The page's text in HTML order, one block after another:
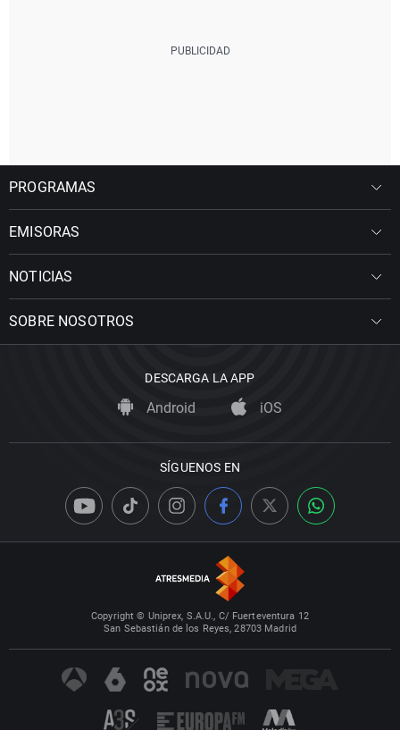
PROGRAMAS
EMISORAS
NOTICIAS
SOBRE NOSOTROS
DESCARGA LA APP
Android iOS
SÍGUENOS EN
Copyright © Uniprex, S.A.U., C/ Fuerteventura 12
San Sebastián de los Reyes, 28703 Madrid